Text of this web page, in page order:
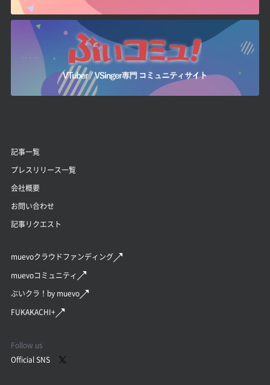
記事一覧
プレスリリース一覧
会社概要
お問い合わせ
記事リクエスト
muevoクラウドファンディング
muevoコミュニティ
ぶいクラ！by muevo
FUKAKACHI+
Follow us
Official SNS